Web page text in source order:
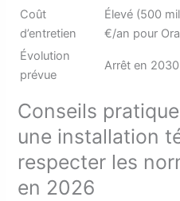
Coût
d’entretien
Élevé (500
€/an pour
Évolution
prévue
Arrêt en 2030
Conseils
une installation
respecter les
en 2026